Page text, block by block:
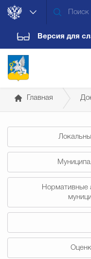
Версия для
Главная
Нормативные